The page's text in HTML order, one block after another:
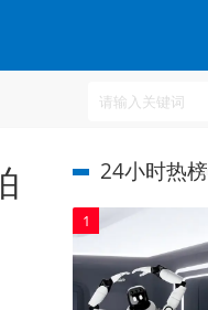
24小时热榜
1